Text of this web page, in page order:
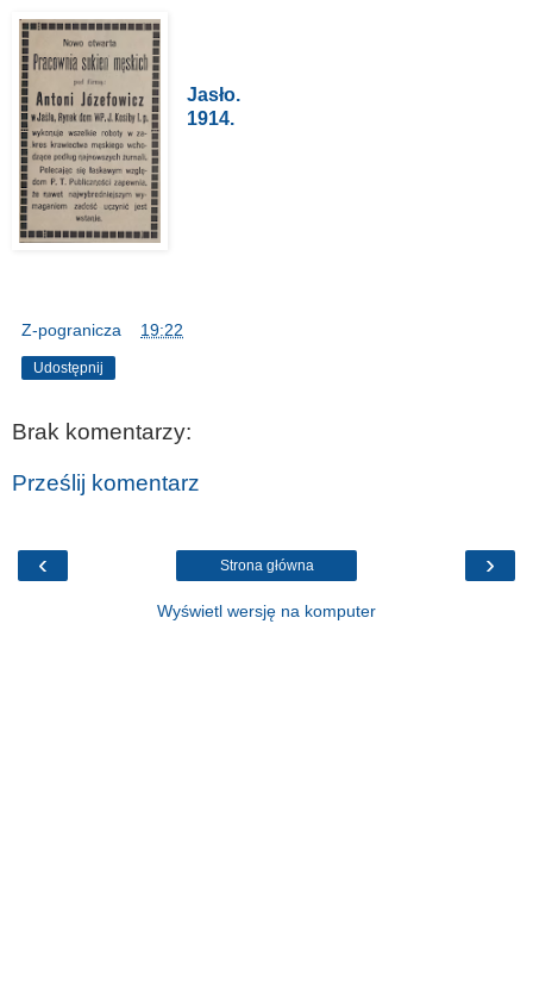
Jasło.
1914.
Z-pogranicza 19:22
Udostępnij
Brak komentarzy:
Prześlij komentarz
‹ ›
Strona główna
Wyświetl wersję na komputer